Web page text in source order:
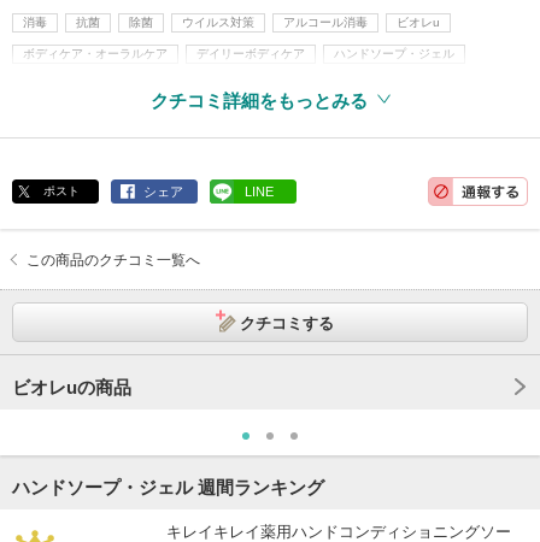
消毒 抗菌 除菌 ウイルス対策 アルコール消毒 ビオレu
ボディケア・オーラルケア デイリーボディケア ハンドソープ・ジェル
クチコミ詳細をもっとみる
ポスト シェア LINE
この商品のクチコミ一覧へ
クチコミする
ビオレuの商品
ハンドソープ・ジェル 週間ランキング
キレイキレイ薬用ハンドコンディショニングソー